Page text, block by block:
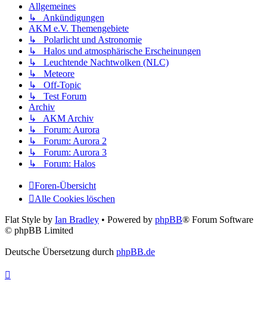
Allgemeines
↳ Ankündigungen
AKM e.V. Themengebiete
↳ Polarlicht und Astronomie
↳ Halos und atmosphärische Erscheinungen
↳ Leuchtende Nachtwolken (NLC)
↳ Meteore
↳ Off-Topic
↳ Test Forum
Archiv
↳ AKM Archiv
↳ Forum: Aurora
↳ Forum: Aurora 2
↳ Forum: Aurora 3
↳ Forum: Halos
Foren-Übersicht
Alle Cookies löschen
Flat Style by Ian Bradley • Powered by phpBB® Forum Software
© phpBB Limited
Deutsche Übersetzung durch phpBB.de